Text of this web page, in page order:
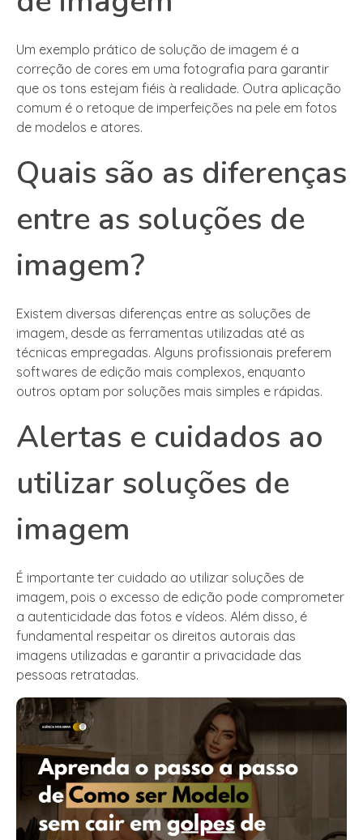
Um exemplo prático de solução de imagem é a
correção de cores em uma fotografia para garantir
que os tons estejam fiéis à realidade. Outra aplicação
comum é o retoque de imperfeições na pele em fotos
de modelos e atores.
Quais são as diferenças
entre as soluções de
imagem?
Existem diversas diferenças entre as soluções de
imagem, desde as ferramentas utilizadas até as
técnicas empregadas. Alguns profissionais preferem
softwares de edição mais complexos, enquanto
outros optam por soluções mais simples e rápidas.
Alertas e cuidados ao
utilizar soluções de
imagem
É importante ter cuidado ao utilizar soluções de
imagem, pois o excesso de edição pode comprometer
a autenticidade das fotos e vídeos. Além disso, é
fundamental respeitar os direitos autorais das
imagens utilizadas e garantir a privacidade das
pessoas retratadas.